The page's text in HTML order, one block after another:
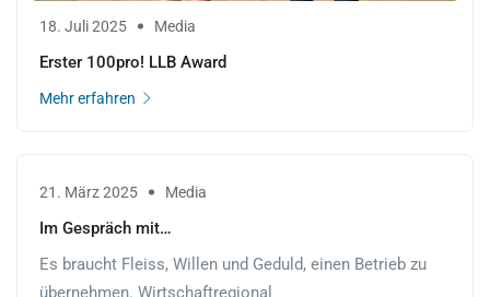
18. Juli 2025 Media
Erster 100pro! LLB Award
Mehr erfahren
21. März 2025 Media
Im Gespräch mit…
Es braucht Fleiss, Willen und Geduld, einen Betrieb zu
übernehmen. Wirtschaftregional